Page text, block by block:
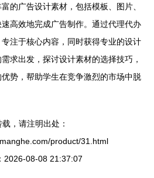
的广告设计素材，包括模板、图片、
高效地完成广告制作。通过代理代办
注于核心内容，同时获得专业的设计
求出发，探讨设计素材的选择技巧，
势，帮助学生在竞争激烈的市场中脱
，请注明出处：
product/31.html
2026-08-08 21:37:07